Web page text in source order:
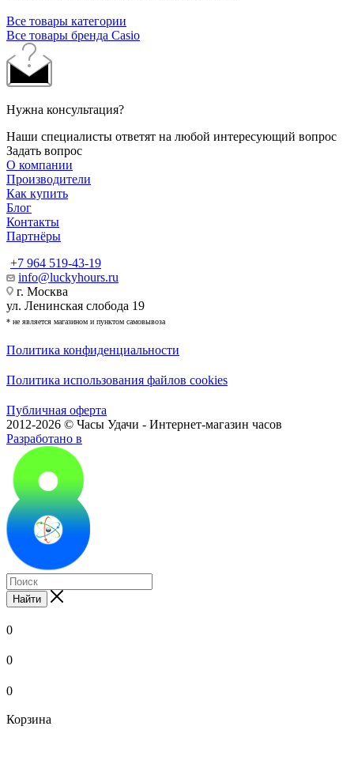
Все товары категории
Все товары бренда Casio
Нужна консультация?
Наши специалисты ответят на любой интересующий вопрос
Задать вопрос
О компании
Производители
Как купить
Блог
Контакты
Партнёры
+7 964 519-43-19
info@luckyhours.ru
г. Москва
ул. Ленинская слобода 19
* не является магазином и пунктом самовывоза
Политика конфиденциальности
Политика использования файлов cookies
Публичная оферта
2012-2026 © Часы Удачи - Интернет-магазин часов
Разработано в
Найти
0
0
0
Корзина